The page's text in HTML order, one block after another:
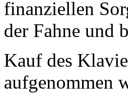
finanziellen
der Fahne und
Kauf des
aufgenommen